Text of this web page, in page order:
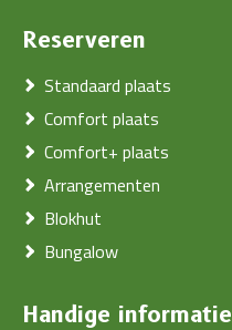
Reserveren
Standaard plaats
Comfort plaats
Comfort+ plaats
Arrangementen
Blokhut
Bungalow
Handige informatie